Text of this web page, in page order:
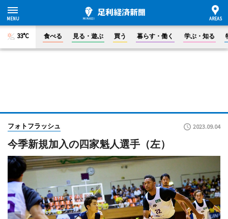
33°C 食べる 見る・遊ぶ 買う 暮らす・働く 学ぶ・知る
フォトフラッシュ 2023.09.04
今季新規加入の四家魁人選手（左）